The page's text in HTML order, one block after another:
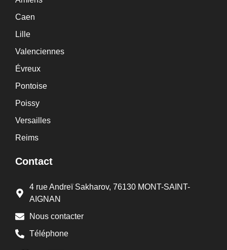
Caen
Lille
Valenciennes
Évreux
Pontoise
Poissy
Versailles
Reims
Contact
4 rue Andreï Sakharov, 76130 MONT-SAINT-
AIGNAN
Nous contacter
Téléphone